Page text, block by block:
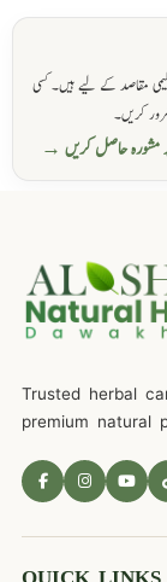
مقاصد کے لیے ہیں۔ کسی
کریں۔
مشورہ حاصل کریں →
Trusted herbal
premium natural